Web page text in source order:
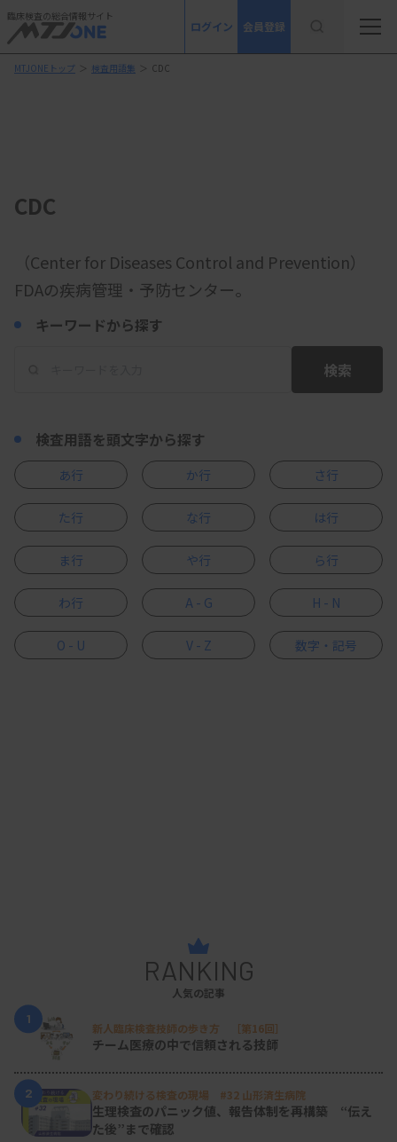
臨床検査の総合情報サイト
ログイン 会員登録
MTJONEトップ ＞ 検査用語集 ＞ CDC
CDC
（Center for Diseases Control and Prevention）
FDAの疾病管理・予防センター。
キーワードから探す
検索
検査用語を頭文字から探す
あ行 か行 さ行
た行 な行 は行
ま行 や行 ら行
わ行 A - G H - N
O - U V - Z 数字・記号
RANKING
人気の記事
1
新人臨床検査技師の歩き方 ［第16回］
チーム医療の中で信頼される技師
2 変わり続ける検査の現場 #32 山形済生病院
生理検査のパニック値、報告体制を再構築 “伝え
た後”まで確認